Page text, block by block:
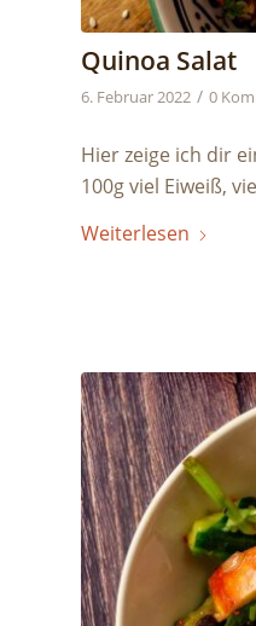
Quinoa Salat
6. Februar 2022 / 0
Hier zeige ich dir
100g viel Eiweiß,
Weiterlesen